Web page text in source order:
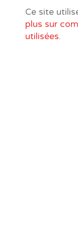
Ce site
plus sur
utilisées.